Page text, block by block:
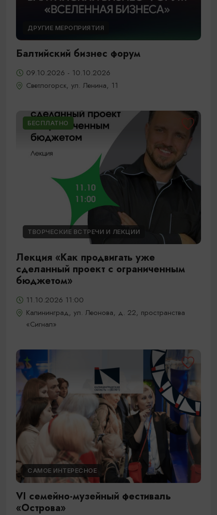
ДРУГИЕ МЕРОПРИЯТИЯ
Балтийский бизнес форум
09.10.2026 - 10.10.2026
Светлогорск, ул. Ленина, 11
БЕСПЛАТНО
ТВОРЧЕСКИЕ ВСТРЕЧИ И ЛЕКЦИИ
Лекция «Как продвигать уже
сделанный проект с ограниченным
бюджетом»
11.10.2026 11:00
Калининград, ул. Леонова, д. 22, пространства
«Сигнал»
САМОЕ ИНТЕРЕСНОЕ
VI семейно-музейный фестиваль
«Острова»